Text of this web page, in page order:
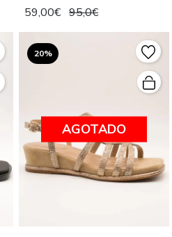
59,00€ 95,0€
20%
AGOTADO